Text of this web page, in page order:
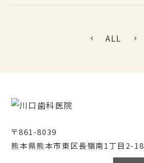
ALL
〒861-8039
熊本県熊本市東区長嶺南1丁目2-18